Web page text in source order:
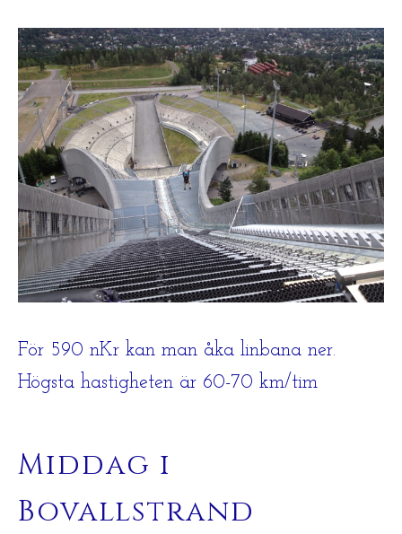
För 590 nKr kan man åka linbana ner.
Högsta hastigheten är 60-70 km/tim
Middag i
Bovallstrand